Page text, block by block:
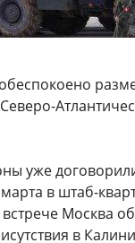
уже
в штаб-
встрече Москва
в